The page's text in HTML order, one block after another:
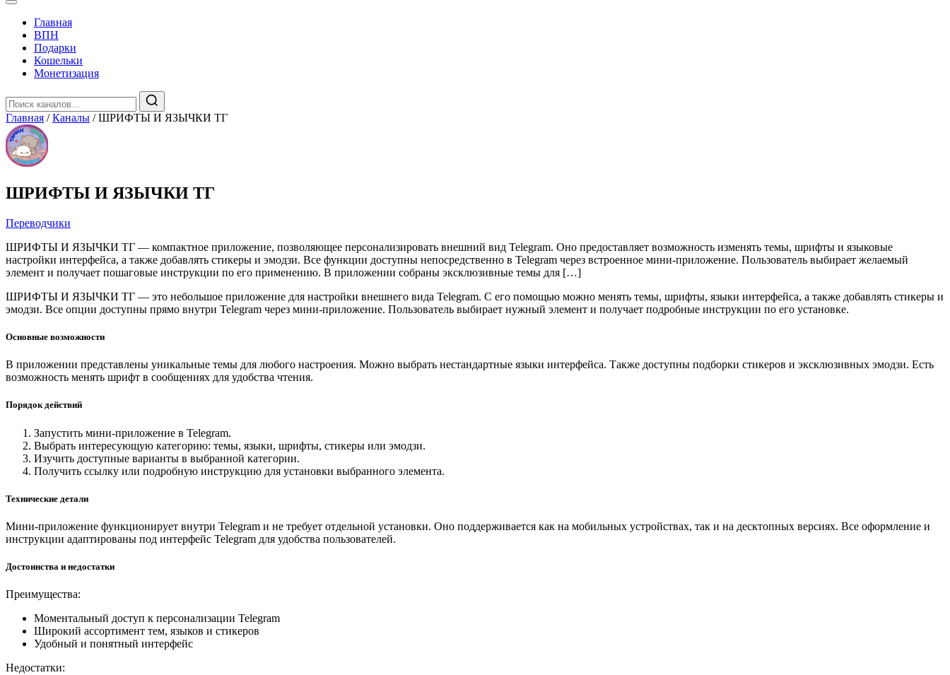
Главная
️ВПН
Подарки
Кошельки
Монетизация
Главная / Каналы / ШРИФТЫ И ЯЗЫЧКИ ТГ
ШРИФТЫ И ЯЗЫЧКИ ТГ
Переводчики
ШРИФТЫ И ЯЗЫЧКИ ТГ — компактное приложение, позволяющее персонализировать внешний вид Telegram. Оно предоставляет возможность изменять темы, шрифты и языковые
настройки интерфейса, а также добавлять стикеры и эмодзи. Все функции доступны непосредственно в Telegram через встроенное мини-приложение. Пользователь выбирает желаемый
элемент и получает пошаговые инструкции по его применению. В приложении собраны эксклюзивные темы для […]
ШРИФТЫ И ЯЗЫЧКИ ТГ — это небольшое приложение для настройки внешнего вида Telegram. С его помощью можно менять темы, шрифты, языки интерфейса, а также добавлять стикеры и
эмодзи. Все опции доступны прямо внутри Telegram через мини-приложение. Пользователь выбирает нужный элемент и получает подробные инструкции по его установке.
Основные возможности
В приложении представлены уникальные темы для любого настроения. Можно выбрать нестандартные языки интерфейса. Также доступны подборки стикеров и эксклюзивных эмодзи. Есть
возможность менять шрифт в сообщениях для удобства чтения.
Порядок действий
Запустить мини-приложение в Telegram.
Выбрать интересующую категорию: темы, языки, шрифты, стикеры или эмодзи.
Изучить доступные варианты в выбранной категории.
Получить ссылку или подробную инструкцию для установки выбранного элемента.
Технические детали
Мини-приложение функционирует внутри Telegram и не требует отдельной установки. Оно поддерживается как на мобильных устройствах, так и на десктопных версиях. Все оформление и
инструкции адаптированы под интерфейс Telegram для удобства пользователей.
Достоинства и недостатки
Преимущества:
Моментальный доступ к персонализации Telegram
Широкий ассортимент тем, языков и стикеров
Удобный и понятный интерфейс
Недостатки: